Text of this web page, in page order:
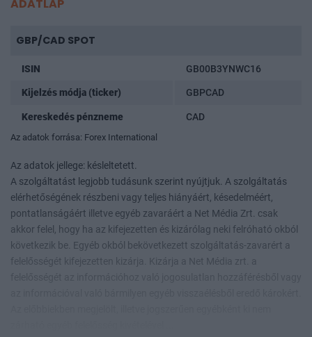
ADATLAP
GBP/CAD SPOT
ISIN
GB00B3YNWC16
Kijelzés módja (ticker)
GBPCAD
Kereskedés pénzneme CAD
Az adatok forrása: Forex International
Az adatok jellege: késleltetett.
A szolgáltatást legjobb tudásunk szerint nyújtjuk. A szolgáltatás
elérhetőségének részbeni vagy teljes hiányáért, késedelméért,
pontatlanságáért illetve egyéb zavaráért a Net Média Zrt. csak
akkor felel, hogy ha az kifejezetten és kizárólag neki felróható okból
következik be. Egyéb okból bekövetkezett szolgáltatás-zavarért a
felelősségét kifejezetten kizárja. Kizárja a Net Média zrt. a